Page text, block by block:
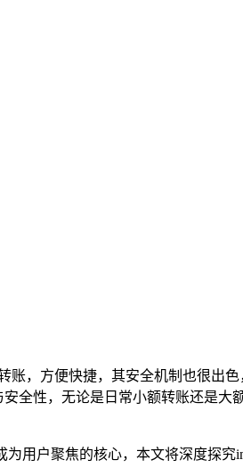
账，方便快捷，其安全机制也很出
全性，无论是日常小额转账还是大
为用户聚焦的核心，本文将深度探究